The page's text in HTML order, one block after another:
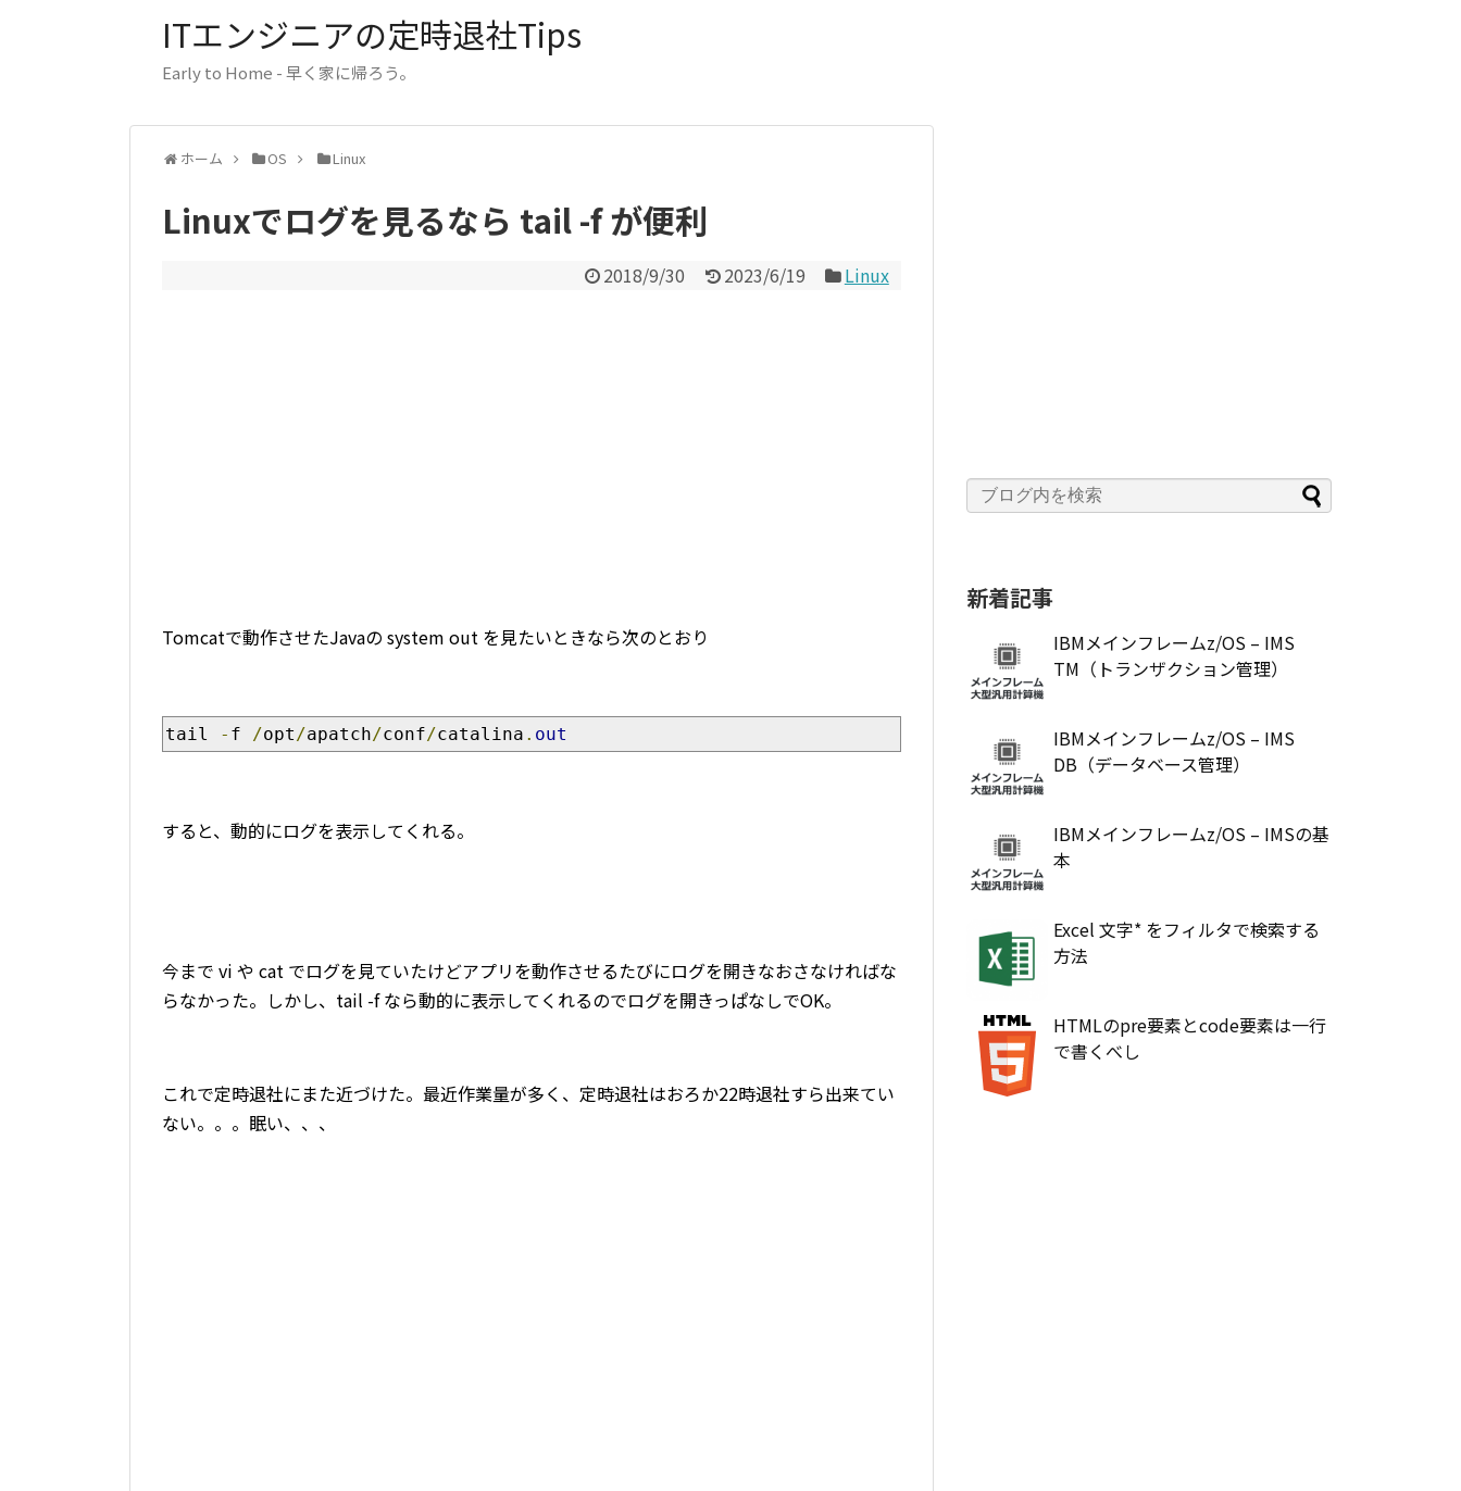
ITエンジニアの定時退社Tips
Early to Home - 早く家に帰ろう。
ホーム OS Linux
Linuxでログを見るなら tail -f が便利
2018/9/30 2023/6/19 Linux
Tomcatで動作させたJavaの system out を見たいときなら次のとおり
tail - f /opt/apatch/conf/catalina . out
すると、動的にログを表示してくれる。
今まで vi や cat でログを見ていたけどアプリを動作させるたびにログを開きなおさなければな
らなかった。しかし、tail -f なら動的に表示してくれるのでログを開きっぱなしでOK。
これで定時退社にまた近づけた。最近作業量が多く、定時退社はおろか22時退社すら出来てい
ない。。。眠い、、、
新着記事
IBMメインフレームz/OS – IMS
TM（トランザクション管理）
IBMメインフレームz/OS – IMS
DB（データベース管理）
IBMメインフレームz/OS – IMSの基
本
Excel 文字* をフィルタで検索する
方法
HTMLのpre要素とcode要素は一行
で書くべし